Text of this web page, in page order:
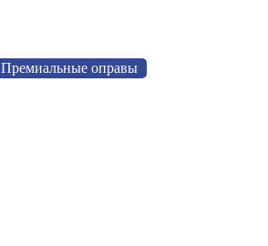
Премиальные оправы